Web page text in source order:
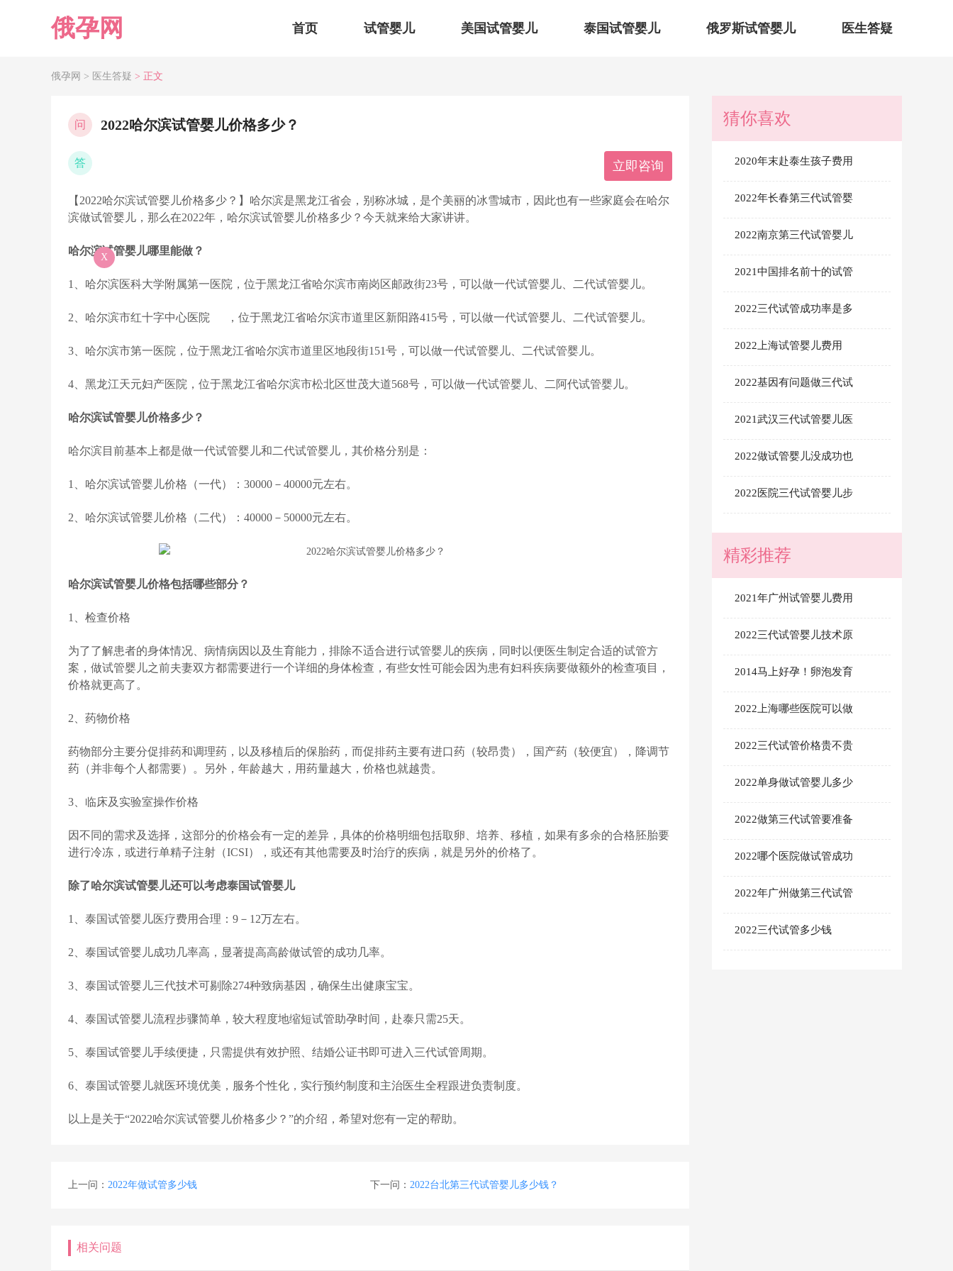
俄孕网 首页 试管婴儿 美国试管婴儿 泰国试管婴儿 俄罗斯试管婴儿 医生答疑
俄孕网 > 医生答疑 > 正文
问 2022哈尔滨试管婴儿价格多少？
答 立即咨询
【2022哈尔滨试管婴儿价格多少？】哈尔滨是黑龙江省会，别称冰城，是个美丽的冰雪城市，因此也有一些家庭会在哈尔
滨做试管婴儿，那么在2022年，哈尔滨试管婴儿价格多少？今天就来给大家讲讲。
哈尔滨试管婴儿哪里能做？
1、哈尔滨医科大学附属第一医院，位于黑龙江省哈尔滨市南岗区邮政街23号，可以做一代试管婴儿、二代试管婴儿。
2、哈尔滨市红十字中心医院 ，位于黑龙江省哈尔滨市道里区新阳路415号，可以做一代试管婴儿、二代试管婴儿。
3、哈尔滨市第一医院，位于黑龙江省哈尔滨市道里区地段街151号，可以做一代试管婴儿、二代试管婴儿。
4、黑龙江天元妇产医院，位于黑龙江省哈尔滨市松北区世茂大道568号，可以做一代试管婴儿、二阿代试管婴儿。
哈尔滨试管婴儿价格多少？
哈尔滨目前基本上都是做一代试管婴儿和二代试管婴儿，其价格分别是：
1、哈尔滨试管婴儿价格（一代）：30000－40000元左右。
2、哈尔滨试管婴儿价格（二代）：40000－50000元左右。
哈尔滨试管婴儿价格包括哪些部分？
1、检查价格
为了了解患者的身体情况、病情病因以及生育能力，排除不适合进行试管婴儿的疾病，同时以便医生制定合适的试管方
案，做试管婴儿之前夫妻双方都需要进行一个详细的身体检查，有些女性可能会因为患有妇科疾病要做额外的检查项目，
价格就更高了。
2、药物价格
药物部分主要分促排药和调理药，以及移植后的保胎药，而促排药主要有进口药（较昂贵），国产药（较便宜），降调节
药（并非每个人都需要）。另外，年龄越大，用药量越大，价格也就越贵。
3、临床及实验室操作价格
因不同的需求及选择，这部分的价格会有一定的差异，具体的价格明细包括取卵、培养、移植，如果有多余的合格胚胎要
进行冷冻，或进行单精子注射（ICSI），或还有其他需要及时治疗的疾病，就是另外的价格了。
除了哈尔滨试管婴儿还可以考虑泰国试管婴儿
1、泰国试管婴儿医疗费用合理：9－12万左右。
2、泰国试管婴儿成功几率高，显著提高高龄做试管的成功几率。
3、泰国试管婴儿三代技术可剔除274种致病基因，确保生出健康宝宝。
4、泰国试管婴儿流程步骤简单，较大程度地缩短试管助孕时间，赴泰只需25天。
5、泰国试管婴儿手续便捷，只需提供有效护照、结婚公证书即可进入三代试管周期。
6、泰国试管婴儿就医环境优美，服务个性化，实行预约制度和主治医生全程跟进负责制度。
以上是关于“2022哈尔滨试管婴儿价格多少？”的介绍，希望对您有一定的帮助。
上一问： 2022年做试管多少钱 下一问： 2022台北第三代试管婴儿多少钱？
相关问题
猜你喜欢
2020年末赴泰生孩子费用
2022年长春第三代试管婴
2022南京第三代试管婴儿
2021中国排名前十的试管
2022三代试管成功率是多
2022上海试管婴儿费用
2022基因有问题做三代试
2021武汉三代试管婴儿医
2022做试管婴儿没成功也
2022医院三代试管婴儿步
精彩推荐
2021年广州试管婴儿费用
2022三代试管婴儿技术原
2014马上好孕！卵泡发育
2022上海哪些医院可以做
2022三代试管价格贵不贵
2022单身做试管婴儿多少
2022做第三代试管要准备
2022哪个医院做试管成功
2022年广州做第三代试管
2022三代试管多少钱
X